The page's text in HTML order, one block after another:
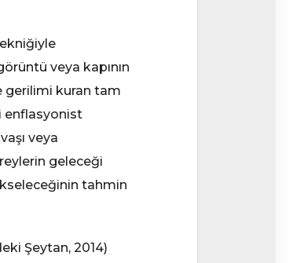
veya kapının
gerilimi kuran tam
enflasyonist
veya
geleceği
tahmin
Şeytan, 2014)